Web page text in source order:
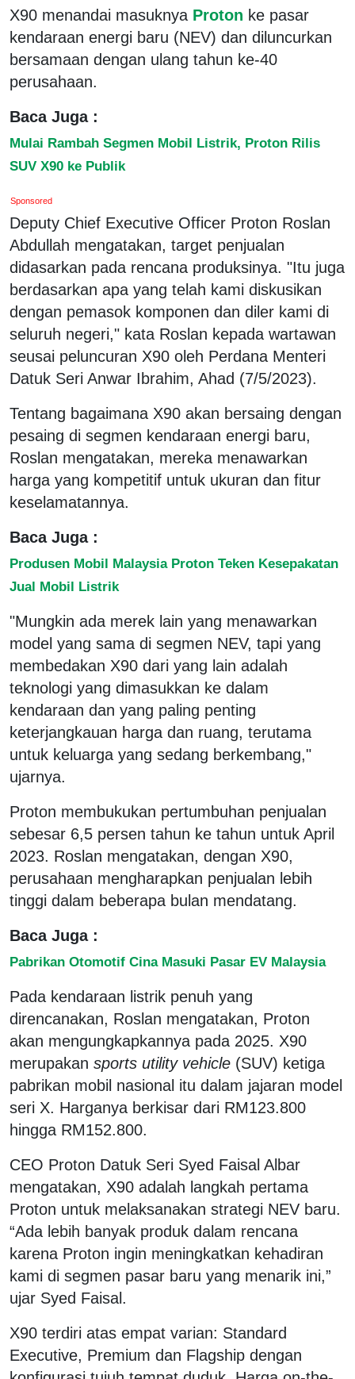
X90 menandai masuknya Proton ke pasar
kendaraan energi baru (NEV) dan diluncurkan
bersamaan dengan ulang tahun ke-40
perusahaan.
Baca Juga :
Mulai Rambah Segmen Mobil Listrik, Proton Rilis
SUV X90 ke Publik
Sponsored
Deputy Chief Executive Officer Proton Roslan
Abdullah mengatakan, target penjualan
didasarkan pada rencana produksinya. "Itu juga
berdasarkan apa yang telah kami diskusikan
dengan pemasok komponen dan diler kami di
seluruh negeri," kata Roslan kepada wartawan
seusai peluncuran X90 oleh Perdana Menteri
Datuk Seri Anwar Ibrahim, Ahad (7/5/2023).
Tentang bagaimana X90 akan bersaing dengan
pesaing di segmen kendaraan energi baru,
Roslan mengatakan, mereka menawarkan
harga yang kompetitif untuk ukuran dan fitur
keselamatannya.
Baca Juga :
Produsen Mobil Malaysia Proton Teken Kesepakatan
Jual Mobil Listrik
"Mungkin ada merek lain yang menawarkan
model yang sama di segmen NEV, tapi yang
membedakan X90 dari yang lain adalah
teknologi yang dimasukkan ke dalam
kendaraan dan yang paling penting
keterjangkauan harga dan ruang, terutama
untuk keluarga yang sedang berkembang,"
ujarnya.
Proton membukukan pertumbuhan penjualan
sebesar 6,5 persen tahun ke tahun untuk April
2023. Roslan mengatakan, dengan X90,
perusahaan mengharapkan penjualan lebih
tinggi dalam beberapa bulan mendatang.
Baca Juga :
Pabrikan Otomotif Cina Masuki Pasar EV Malaysia
Pada kendaraan listrik penuh yang
direncanakan, Roslan mengatakan, Proton
akan mengungkapkannya pada 2025. X90
merupakan sports utility vehicle (SUV) ketiga
pabrikan mobil nasional itu dalam jajaran model
seri X. Harganya berkisar dari RM123.800
hingga RM152.800.
CEO Proton Datuk Seri Syed Faisal Albar
mengatakan, X90 adalah langkah pertama
Proton untuk melaksanakan strategi NEV baru.
“Ada lebih banyak produk dalam rencana
karena Proton ingin meningkatkan kehadiran
kami di segmen pasar baru yang menarik ini,”
ujar Syed Faisal.
X90 terdiri atas empat varian: Standard
Executive, Premium dan Flagship dengan